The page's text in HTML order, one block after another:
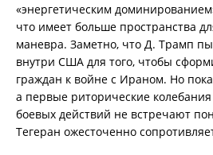
«энергетическим
что имеет больше пространства
маневра. Заметно, что Д. Трамп
внутри США для того, чтобы
граждан к войне с Ираном. Но
а первые риторические
боевых действий не встречают
Тегеран ожесточенно